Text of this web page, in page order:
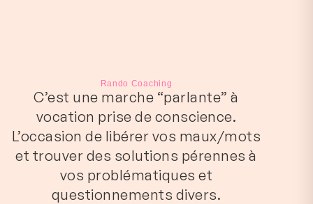
Rando Coaching
C’est une marche “parlante” à
vocation prise de conscience.
L’occasion de libérer vos maux/mots
et trouver des solutions pérennes à
vos problématiques et
questionnements divers.